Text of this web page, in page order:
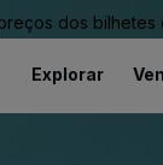
dos
Explorar